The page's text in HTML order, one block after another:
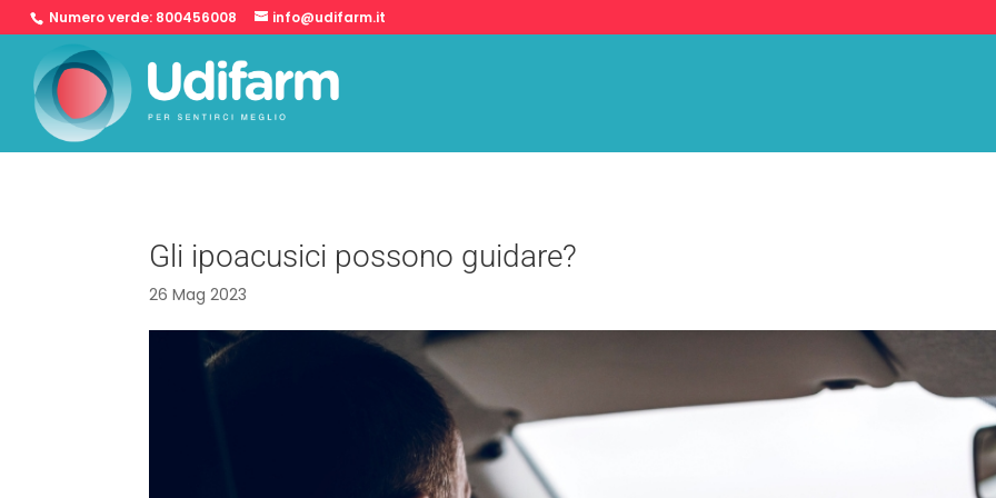
Numero verde: 800456008 info@udifarm.it
Gli ipoacusici possono guidare?
26 Mag 2023